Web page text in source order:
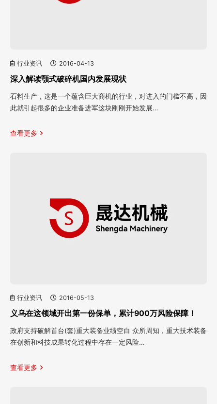
行业资讯 2016-04-13
深入解读颚式破碎机国内发展现状
石料生产，这是一个蕴含巨大商机的行业，对进入的门槛不高，因
此就引起很多的企业准备进军这块刚刚开始发展…
查看更多
行业资讯 2016-05-13
义乌在这领域开出第一份保单，累计900万风险保障！
政府支持破解首台(套)重大装备业绩空白 众所周知，重大技术装备
在创新和科技成果转化过程中存在一定风险…
查看更多